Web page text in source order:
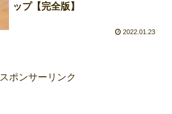
ップ【完全版】
2022.01.23
スポンサーリンク